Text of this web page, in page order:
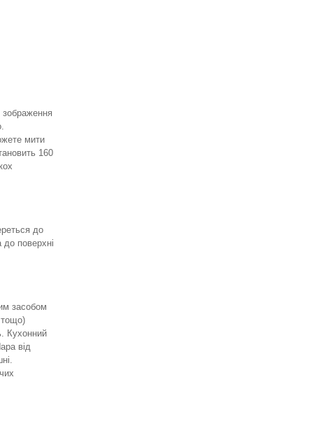
зображення
мити
160
до
поверхні
засобом
тощо)
Кухонний
від